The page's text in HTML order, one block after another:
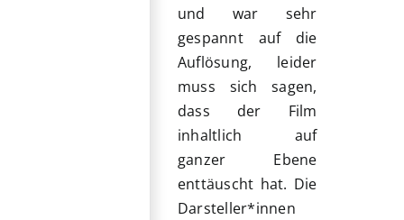
und war sehr
gespannt auf die
Auflösung, leider
muss sich sagen,
dass der Film
inhaltlich auf
ganzer Ebene
enttäuscht hat. Die
Darsteller*innen